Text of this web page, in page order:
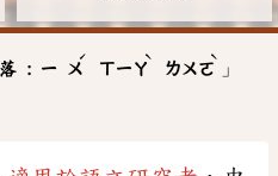
: ㄧ ㄨ
ˊ
ㄒㄧㄚ
ˋ
ㄌㄨㄛ
ˋ
」